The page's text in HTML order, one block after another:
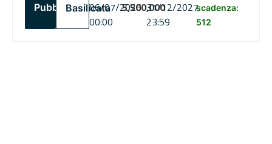
PubblicoBasilicata06/07/2026
00:00
5,500,00031/12/2027
23:59
scadenza:
512